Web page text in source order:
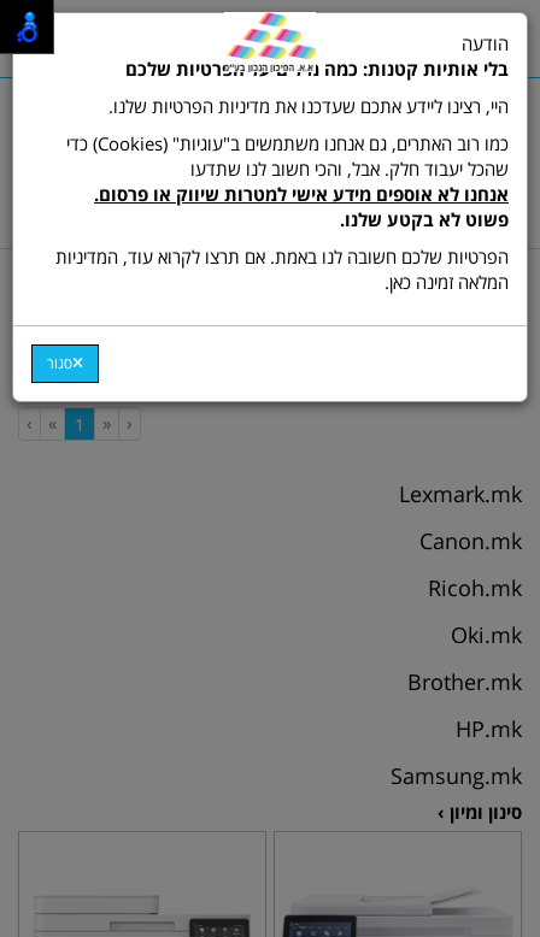
שרות לקוחות ותמיכה:03-9511473
hamikun4u@gmail.com
תפריט
דף בית מדפסות מדפסת משולבת ש/ל
מדפסת משולבת ש/ל
‹
«
1
»
›
Lexmark.mk
Canon.mk
Ricoh.mk
Oki.mk
Brother.mk
HP.mk
Samsung.mk
סינון ומיון ›
הודעה
בלי אותיות קטנות: כמה מילים על הפרטיות שלכם
היי, רצינו ליידע אתכם שעדכנו את מדיניות הפרטיות שלנו.
כמו רוב האתרים, גם אנחנו משתמשים ב"עוגיות" (Cookies) כדי
שהכל יעבוד חלק. אבל, והכי חשוב לנו שתדעו
אנחנו לא אוספים מידע אישי למטרות שיווק או פרסום.
פשוט לא בקטע שלנו.
הפרטיות שלכם חשובה לנו באמת. אם תרצו לקרוא עוד, המדיניות
המלאה זמינה כאן.
סגור